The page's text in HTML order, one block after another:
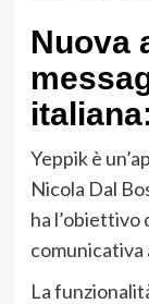
Nuova
Yeppik è
Nicola Dal
ha l’obiettivo
comunicativa
La